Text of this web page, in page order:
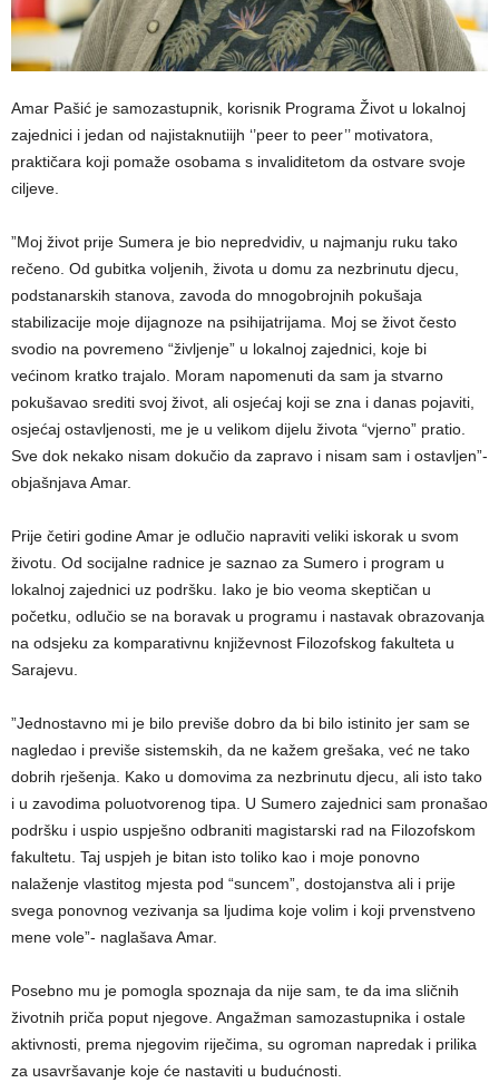
Amar Pašić je samozastupnik, korisnik Programa Život u lokalnoj
zajednici i jedan od najistaknutiijh ‘’peer to peer’’ motivatora,
praktičara koji pomaže osobama s invaliditetom da ostvare svoje
ciljeve.
”Moj život prije Sumera je bio nepredvidiv, u najmanju ruku tako
rečeno. Od gubitka voljenih, života u domu za nezbrinutu djecu,
podstanarskih stanova, zavoda do mnogobrojnih pokušaja
stabilizacije moje dijagnoze na psihijatrijama. Moj se život često
svodio na povremeno “življenje” u lokalnoj zajednici, koje bi
većinom kratko trajalo. Moram napomenuti da sam ja stvarno
pokušavao srediti svoj život, ali osjećaj koji se zna i danas pojaviti,
osjećaj ostavljenosti, me je u velikom dijelu života “vjerno” pratio.
Sve dok nekako nisam dokučio da zapravo i nisam sam i ostavljen”-
objašnjava Amar.
Prije četiri godine Amar je odlučio napraviti veliki iskorak u svom
životu. Od socijalne radnice je saznao za Sumero i program u
lokalnoj zajednici uz podršku. Iako je bio veoma skeptičan u
početku, odlučio se na boravak u programu i nastavak obrazovanja
na odsjeku za komparativnu književnost Filozofskog fakulteta u
Sarajevu.
”Jednostavno mi je bilo previše dobro da bi bilo istinito jer sam se
nagledao i previše sistemskih, da ne kažem grešaka, već ne tako
dobrih rješenja. Kako u domovima za nezbrinutu djecu, ali isto tako
i u zavodima poluotvorenog tipa. U Sumero zajednici sam pronašao
podršku i uspio uspješno odbraniti magistarski rad na Filozofskom
fakultetu. Taj uspjeh je bitan isto toliko kao i moje ponovno
nalaženje vlastitog mjesta pod “suncem”, dostojanstva ali i prije
svega ponovnog vezivanja sa ljudima koje volim i koji prvenstveno
mene vole”- naglašava Amar.
Posebno mu je pomogla spoznaja da nije sam, te da ima sličnih
životnih priča poput njegove. Angažman samozastupnika i ostale
aktivnosti, prema njegovim riječima, su ogroman napredak i prilika
za usavršavanje koje će nastaviti u budućnosti.